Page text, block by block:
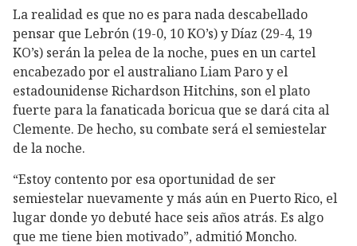
La realidad es que no es para nada descabellado
pensar que Lebrón (19-0, 10 KO’s) y Díaz (29-4, 19
KO’s) serán la pelea de la noche, pues en un cartel
encabezado por el australiano Liam Paro y el
estadounidense Richardson Hitchins, son el plato
fuerte para la fanaticada boricua que se dará cita al
Clemente. De hecho, su combate será el semiestelar
de la noche.
“Estoy contento por esa oportunidad de ser
semiestelar nuevamente y más aún en Puerto Rico, el
lugar donde yo debuté hace seis años atrás. Es algo
que me tiene bien motivado”, admitió Moncho.